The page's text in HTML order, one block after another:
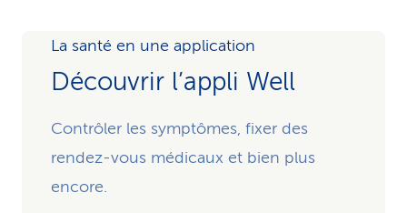
La santé en une application
Découvrir l’appli Well
Contrôler les symptômes, fixer des
rendez-vous médicaux et bien plus
encore.